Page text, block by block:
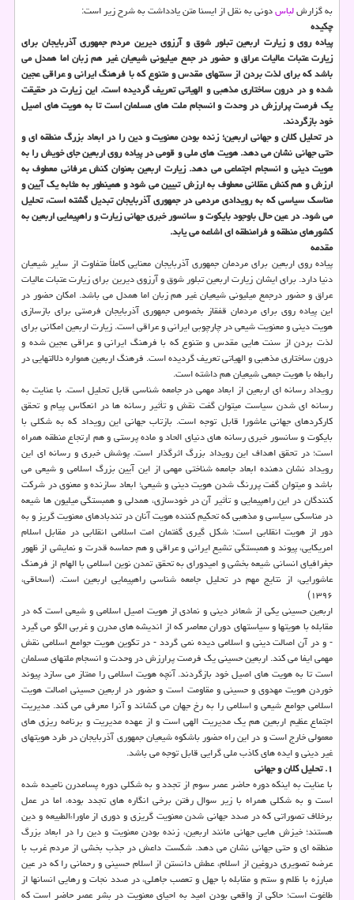
به گزارشلباسدونی به نقل از ایسنا متن یادداشت به شرح زیر است:
چكیده
پیاده روی و زیارت اربعین تبلور شوق و آرزوی دیرین مردم جمهوری آذربایجان برای
زیارت عتبات عالیات عراق و حضور در جمع میلیونی شیعیان غیر هم زبان اما همدل می
باشد كه برای لذت بردن از سنتهای مقدس و متنوع كه با فرهنگ ایرانی و عراقی عجین
شده و در درون ساختاری مذهبی و الهیاتی تعریف گردیده است. این زیارت در حقیقت
یك فرصت پرارزش در وحدت و انسجام ملت های مسلمان است تا به هویت های اصیل
خود بازگردند.
در تحلیل كلان و جهانی اربعین؛ زنده بودن معنویت و دین را در ابعاد بزرگ منطقه ای و
حتی جهانی نشان می­ دهد. هویت های ملی و قومی در پیاده روی اربعین جای خویش را به
هویت دینی و انسجام اجتماعی می دهد. زیارت اربعین بعنوان كنش عرفانی معطوف به
ارزش و هم كنش عقلانی معطوف به ارزش تبیین می شود و همینطور به مثابه یك آیین و
مناسك سیاسی كه به رویدادی مردمی در جمهوری آذربایجان تبدیل گشته است، تحلیل
می شود. در عین حال باوجود بایكوت و سانسور خبری جهانی زیارت و راهپیمایی اربعین به
كشورهای منطقه و فرامنطقه ای اشاعه می یابد.
مقدمه
پیاده روی اربعین برای مردمان جمهوری آذربایجان معنایی كاملاً متفاوت از سایر شیعیان
دنیا دارد. برای ایشان زیارت اربعین تبلور شوق و آرزوی دیرین برای زیارت عتبات عالیات
عراق و حضور درجمع میلیونی شیعیان غیر هم زبان اما همدل می باشد. امكان حضور در
این پیاده روی برای مردمان قفقاز بخصوص جمهوری آذربایجان فرصتی برای بازسازی
هویت دینی و معنویت شیعی در چارچوبی ایرانی و عراقی است. زیارت اربعین امكانی برای
لذت بردن از سنت هایی مقدس و متنوع كه با فرهنگ ایرانی و عراقی عجین شده و
درون ساختاری مذهبی و الهیاتی تعریف گردیده است. فرهنگ اربعین همواره دلالتهایی در
رابطه با هویت جمعی شیعیان هم داشته است.
رویداد رسانه ای اربعین از ابعاد مهمی در جامعه شناسی قابل تحلیل است. با عنایت به
رسانه ای شدن سیاست می­توان گفت نقش و تأثیر رسانه ها در انعكاس پیام و تحقق
كاركردهای جهانی عاشورا قابل توجه است. بازتاب جهانی این رویداد كه به شكلی با
بایكوت و سانسور خبری رسانه های دنیای الحاد و ماده پرستی و هم ارتجاع منطقه همراه
است؛ در تحقق اهداف این رویداد بزرگ اثرگذار است. پوشش خبری و رسانه ای این
رویداد نشان دهنده ابعاد جامعه شناختی مهمی از این آیین بزرگ اسلامی و شیعی می
باشد و می­توان گفت پررنگ شدن هویت دینی و شیعی؛ ابعاد سازنده و معنوی در شركت
كنندگان در این راهپیمایی و تأثیر آن در خودسازی، همدلی و همبستگی میلیون ها شیعه
در مناسكی سیاسی و مذهبی كه تحكیم كننده هویت آنان در تندبادهای معنویت گریز و به
دور از هویت انقلابی است؛ شكل­ گیری گفتمان امت اسلامی انقلابی در مقابل اسلام
امریكایی، پیوند و همبستگی تشیع ایرانی و عراقی و هم حماسه قدرت و نمایشی از ظهور
جغرافیای انسانی شیعه بخشی و امیدورای به تحقق تمدن نوین اسلامی با الهام از فرهنگ
عاشورایی، از نتایج مهم در تحلیل جامعه شناسی راهپیمایی اربعین است. (اسحاقی،
۱۳۹۶)
اربعین حسینی یكی از شعائر دینی و نمادی از هویت اصیل اسلامی و شیعی است كه در
مقابله با هویتها و سیاستهای دوران معاصر كه از اندیشه های مدرن و غربی الگو می گیرد
- و در آن اصالت دینی و اسلامی دیده نمی گردد - در تكوین هویت جوامع اسلامی نقش
مهمی ایفا می كند. اربعین حسینی یك فرصت پرارزش در وحدت و انسجام ملتهای مسلمان
است تا به هویت های اصیل خود بازگردند. آنچه هویت اسلامی را ممتاز می سازد پیوند
خوردن هویت مهدوی و حسینی و مقاومت است و حضور در اربعین حسینی اصالت هویت
اسلامی جوامع شیعی و اسلامی را به رخ جهان می كشاند و آنرا معرفی می كند. مدیریت
اجتماع عظیم اربعین هم یك مدیریت الهی است و از عهده مدیریت و برنامه ریزی های
معمولی خارج است و در این راه حضور باشكوه شیعیان جمهوری آذربایجان در طرد هویتهای
غیر دینی و ایده های كاذب ملی گرایی قابل توجه می باشد.
۱. تحلیل كلان و جهانی
با عنایت به اینكه دوره حاضر عصر سوم از تجدد و به شكلی دوره پسامدرن نامیده شده
است و به شكلی همراه با زیر سوال رفتن برخی انگاره های تجدد بوده، اما در عمل
برخلاف تصوراتی كه در صدد جهانی شدن معنویت گریزی و دوری از ماوراءالطبیعه و دین
هستند؛ خیزش­ هایی جهانی مانند اربعین، زنده بودن معنویت و دین را در ابعاد بزرگ
منطقه ای و حتی جهانی نشان می­ دهد. شكست داعش در جذب بخشی از مردم غرب با
عرضه تصویری دروغین از اسلام، عطش دانستن از اسلام حسینی و رحمانی را كه در عین
مبارزه با ظلم و ستم و مقابله با جهل و تعصب جاهلی، در صدد نجات و رهایی انسان­ها از
طاغوت است؛ حاكی از واقعی بودن امید به احیای معنویت در بشر عصر حاضر است كه